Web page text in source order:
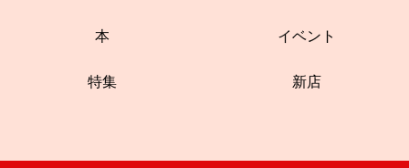
本 イベント
特集 新店